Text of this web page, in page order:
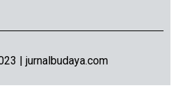
| jurnalbudaya.com